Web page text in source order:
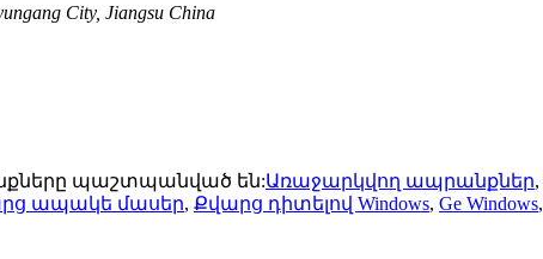
City, Jiangsu China
պաշտպանված են:Առաջարկվող ապրանքներ,
ապակե մասեր, Քվարց դիտելով Windows, Ge Windows,